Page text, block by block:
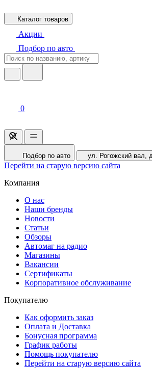
Каталог товаров
Акции
Подбор по авто
0
Подбор по авто ул. Рогожский вал,
Перейти на старую версию сайта
Компания
О нас
Наши бренды
Новости
Статьи
Обзоры
Автомаг на радио
Магазины
Вакансии
Сертификаты
Корпоративное обслуживание
Покупателю
Как оформить заказ
Оплата и Доставка
Бонусная программа
График работы
Помощь покупателю
Перейти на старую версию сайта